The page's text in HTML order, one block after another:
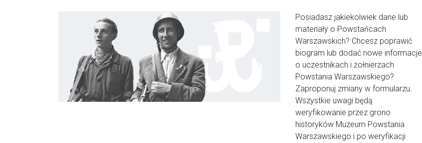
Posiadasz jakiekolwiek dane lub
materiały o Powstańcach
Warszawskich? Chcesz poprawić
biogram lub dodać nowe informacje
o uczestnikach i żołnierzach
Powstania Warszawskiego?
Zaproponuj zmiany w formularzu.
Wszystkie uwagi będą
weryfikowanie przez grono
historyków Muzeum Powstania
Warszawskiego i po weryfikacji